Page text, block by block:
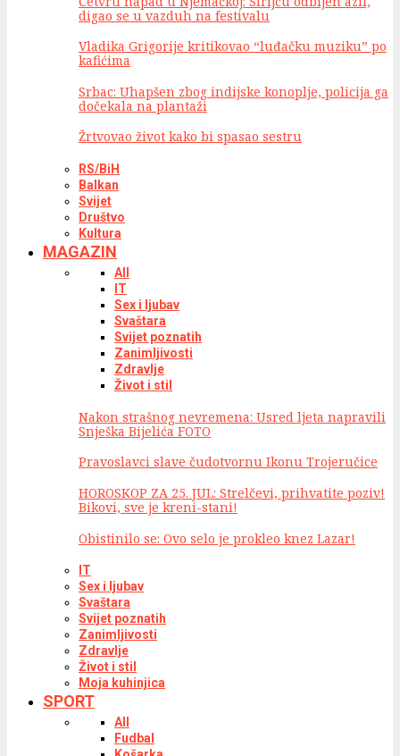
digao se u vazduh na festivalu
Vladika Grigorije kritikovao “luđačku muziku” po
kafićima
Srbac: Uhapšen zbog indijske konoplje, policija ga
dočekala na plantaži
Žrtvovao život kako bi spasao sestru
RS/BiH
Balkan
Svijet
Društvo
Kultura
MAGAZIN
All
IT
Sex i ljubav
Svaštara
Svijet poznatih
Zanimljivosti
Zdravlje
Život i stil
Nakon strašnog nevremena: Usred ljeta napravili
Snješka Bijelića FOTO
Pravoslavci slave čudotvornu Ikonu Trojeručice
HOROSKOP ZA 25. JUL: Strelčevi, prihvatite poziv!
Bikovi, sve je kreni-stani!
Obistinilo se: Ovo selo je prokleo knez Lazar!
IT
Sex i ljubav
Svaštara
Svijet poznatih
Zanimljivosti
Zdravlje
Život i stil
Moja kuhinjica
SPORT
All
Fudbal